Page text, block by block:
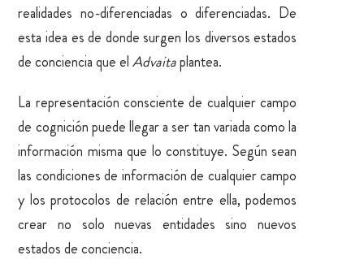
realidades no-diferenciadas o diferenciadas. De
esta idea es de donde surgen los diversos estados
de conciencia que elAdvaitaplantea.
La representación consciente de cualquier campo
de cognición puede llegar a ser tan variada como la
información misma que lo constituye. Según sean
las condiciones de información de cualquier campo
y los protocolos de relación entre ella, podemos
crear no solo nuevas entidades sino nuevos
estados de conciencia.